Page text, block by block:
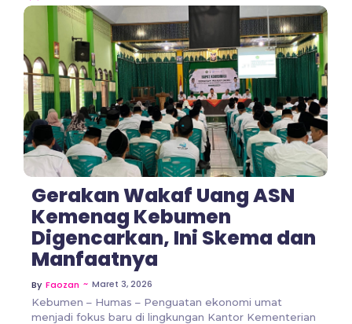
No Comments
Gerakan Wakaf Uang ASN
Kemenag Kebumen
Digencarkan, Ini Skema dan
Manfaatnya
By Faozan ~ Maret 3, 2026
Kebumen – Humas – Penguatan ekonomi umat
menjadi fokus baru di lingkungan Kantor Kementerian